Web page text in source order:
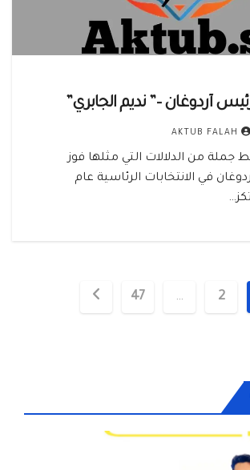
أردوغان –” نديم الجابري”
AKTUB FALAH
جملة من الدلالات التي مثلها فوز
في الانتخابات الرئاسية عام
2
…
47